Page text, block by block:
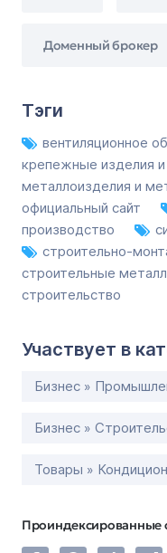
Доменный брокер
Тэги
вентиляционное
крепежные изделия и
металлоизделия и
официальный сайт
производство
строительно-
строительные
строительство
Участвует в
Бизнес »
Бизнес »
Товары »
Проиндексированные